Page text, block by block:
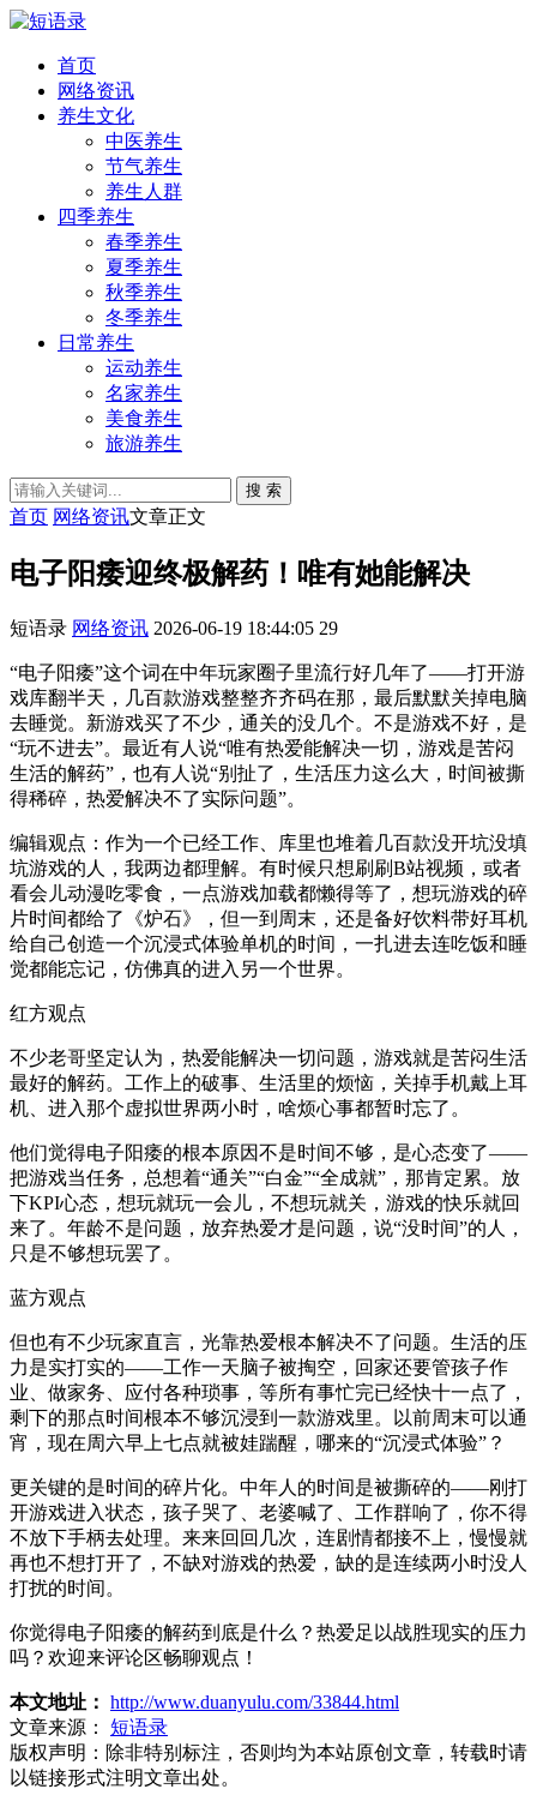
首页
网络资讯
养生文化
中医养生
节气养生
养生人群
四季养生
春季养生
夏季养生
秋季养生
冬季养生
日常养生
运动养生
名家养生
美食养生
旅游养生
搜 索
首页 网络资讯文章正文
电子阳痿迎终极解药！唯有她能解决
短语录 网络资讯 2026-06-19 18:44:05 29
“电子阳痿”这个词在中年玩家圈子里流行好几年了——打开游
戏库翻半天，几百款游戏整整齐齐码在那，最后默默关掉电脑
去睡觉。新游戏买了不少，通关的没几个。不是游戏不好，是
“玩不进去”。最近有人说“唯有热爱能解决一切，游戏是苦闷
生活的解药”，也有人说“别扯了，生活压力这么大，时间被撕
得稀碎，热爱解决不了实际问题”。
编辑观点：作为一个已经工作、库里也堆着几百款没开坑没填
坑游戏的人，我两边都理解。有时候只想刷刷B站视频，或者
看会儿动漫吃零食，一点游戏加载都懒得等了，想玩游戏的碎
片时间都给了《炉石》，但一到周末，还是备好饮料带好耳机
给自己创造一个沉浸式体验单机的时间，一扎进去连吃饭和睡
觉都能忘记，仿佛真的进入另一个世界。
红方观点
不少老哥坚定认为，热爱能解决一切问题，游戏就是苦闷生活
最好的解药。工作上的破事、生活里的烦恼，关掉手机戴上耳
机、进入那个虚拟世界两小时，啥烦心事都暂时忘了。
他们觉得电子阳痿的根本原因不是时间不够，是心态变了——
把游戏当任务，总想着“通关”“白金”“全成就”，那肯定累。放
下KPI心态，想玩就玩一会儿，不想玩就关，游戏的快乐就回
来了。年龄不是问题，放弃热爱才是问题，说“没时间”的人，
只是不够想玩罢了。
蓝方观点
但也有不少玩家直言，光靠热爱根本解决不了问题。生活的压
力是实打实的——工作一天脑子被掏空，回家还要管孩子作
业、做家务、应付各种琐事，等所有事忙完已经快十一点了，
剩下的那点时间根本不够沉浸到一款游戏里。以前周末可以通
宵，现在周六早上七点就被娃踹醒，哪来的“沉浸式体验”？
更关键的是时间的碎片化。中年人的时间是被撕碎的——刚打
开游戏进入状态，孩子哭了、老婆喊了、工作群响了，你不得
不放下手柄去处理。来来回回几次，连剧情都接不上，慢慢就
再也不想打开了，不缺对游戏的热爱，缺的是连续两小时没人
打扰的时间。
你觉得电子阳痿的解药到底是什么？热爱足以战胜现实的压力
吗？欢迎来评论区畅聊观点！
本文地址： http://www.duanyulu.com/33844.html
文章来源：
短语录
版权声明： 除非特别标注，否则均为本站原创文章，转载时请
以链接形式注明文章出处。